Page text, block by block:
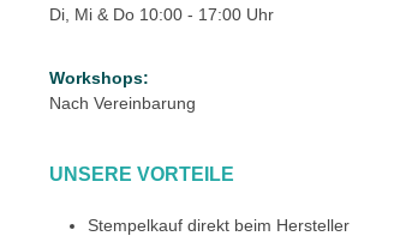
Di, Mi & Do 10:00 - 17:00 Uhr
Workshops:
Nach Vereinbarung
UNSERE VORTEILE
Stempelkauf direkt beim Hersteller